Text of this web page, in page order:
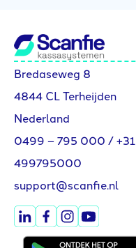
Bredaseweg 8
4844 CL Terheijden
Nederland
0499 – 795 000 /+31
499795000
support@scanfie.nl